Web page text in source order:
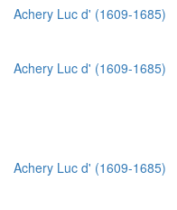
Achery Luc d' (1609-1685)
Achery Luc d' (1609-1685)
Achery Luc d' (1609-1685)